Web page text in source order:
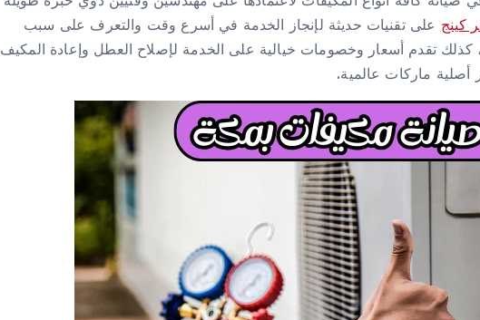
كينج على تقنيات حديثة لإنجاز الخدمة في أسرع وقت والتعرف على سبب
تقدم أسعار وخصومات خيالية على الخدمة لإصلاح العطل وإعادة المكيف
ماركات عالمية.